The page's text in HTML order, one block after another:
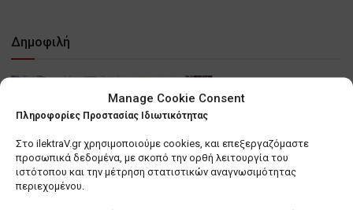
Manage Cookie Consent
Πληροφορίες Προστασίας Ιδιωτικότητας
Στο ilektraV.gr χρησιμοποιούμε cookies, και επεξεργαζόμαστε
προσωπικά δεδομένα, με σκοπό την ορθή λειτουργία του
ιστότοπου και την μέτρηση στατιστικών αναγνωσιμότητας
περιεχομένου.
Δημοφιλή